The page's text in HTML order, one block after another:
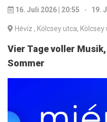
16. Juli 2026 | 20:55 - 19.
Hévíz , Kölcsey utca,
Vier Tage voller
Sommer